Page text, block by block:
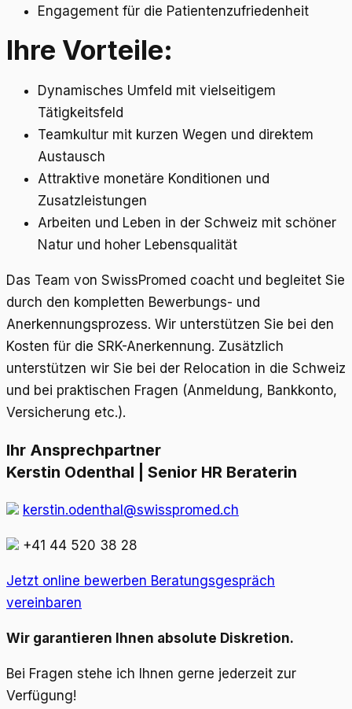
Engagement für die Patientenzufriedenheit
Ihre Vorteile:
Dynamisches Umfeld mit vielseitigem
Tätigkeitsfeld
Teamkultur mit kurzen Wegen und direktem
Austausch
Attraktive monetäre Konditionen und
Zusatzleistungen
Arbeiten und Leben in der Schweiz mit schöner
Natur und hoher Lebensqualität
Das Team von SwissPromed coacht und begleitet Sie
durch den kompletten Bewerbungs- und
Anerkennungsprozess. Wir unterstützen Sie bei den
Kosten für die SRK-Anerkennung. Zusätzlich
unterstützen wir Sie bei der Relocation in die Schweiz
und bei praktischen Fragen (Anmeldung, Bankkonto,
Versicherung etc.).
Ihr Ansprechpartner
Kerstin Odenthal | Senior HR Beraterin
kerstin.odenthal@swisspromed.ch
+41 44 520 38 28
Jetzt online bewerben Beratungsgespräch
vereinbaren
Wir garantieren Ihnen absolute Diskretion.
Bei Fragen stehe ich Ihnen gerne jederzeit zur
Verfügung!